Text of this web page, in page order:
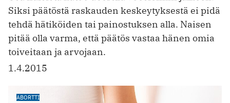
Siksi päätöstä raskauden keskeytyksestä ei pidä
tehdä hätiköiden tai painostuksen alla. Naisen
pitää olla varma, että päätös vastaa hänen omia
toiveitaan ja arvojaan.
1.4.2015
ABORTTI